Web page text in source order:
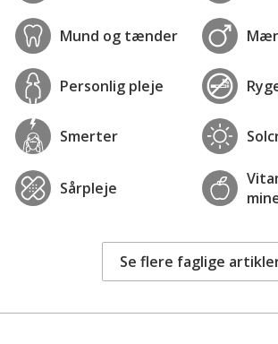
Mund og tænder
Personlig pleje
Smerter
Sårpleje
Se flere faglige